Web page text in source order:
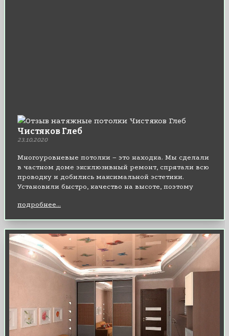
Чистяков Глеб
23.10.2020
Многоуровневые потолки – это находка. Мы сделали
в частном доме эксклюзивный ремонт, спрятали всю
проводку и добились максимальной эстетики.
Установили быстро, качество на высоте, поэтому
компании.
подробнее...